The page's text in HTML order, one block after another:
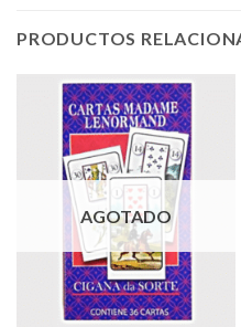
PRODUCTOS
AGOTADO